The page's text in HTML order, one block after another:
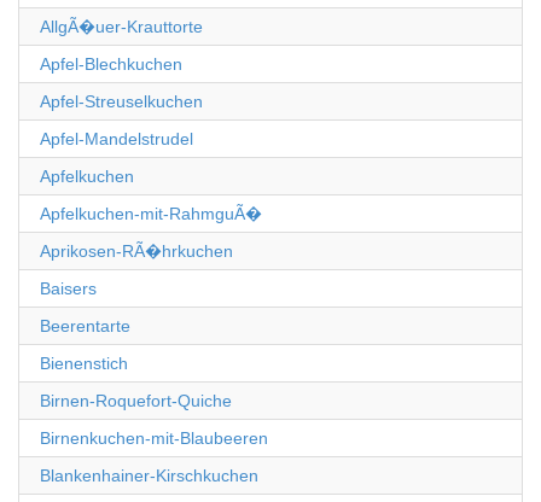
AllgÃ�uer-Krauttorte
Apfel-Blechkuchen
Apfel-Streuselkuchen
Apfel-Mandelstrudel
Apfelkuchen
Apfelkuchen-mit-RahmguÃ�
Aprikosen-RÃ�hrkuchen
Baisers
Beerentarte
Bienenstich
Birnen-Roquefort-Quiche
Birnenkuchen-mit-Blaubeeren
Blankenhainer-Kirschkuchen